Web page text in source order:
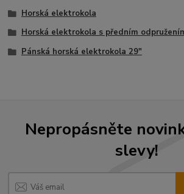
Horská elektrokola
Horská elektrokola s předním
Pánská horská elektrokola 29"
Nepropásněte
slevy!